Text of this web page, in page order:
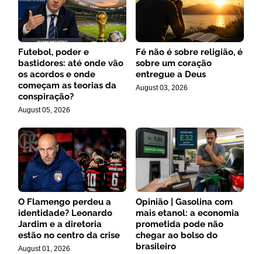
Futebol, poder e
bastidores: até onde vão
os acordos e onde
começam as teorias da
conspiração?
August 05, 2026
Fé não é sobre religião, é
sobre um coração
entregue a Deus
August 03, 2026
O Flamengo perdeu a
identidade? Leonardo
Jardim e a diretoria
estão no centro da crise
August 01, 2026
Opinião | Gasolina com
mais etanol: a economia
prometida pode não
chegar ao bolso do
brasileiro